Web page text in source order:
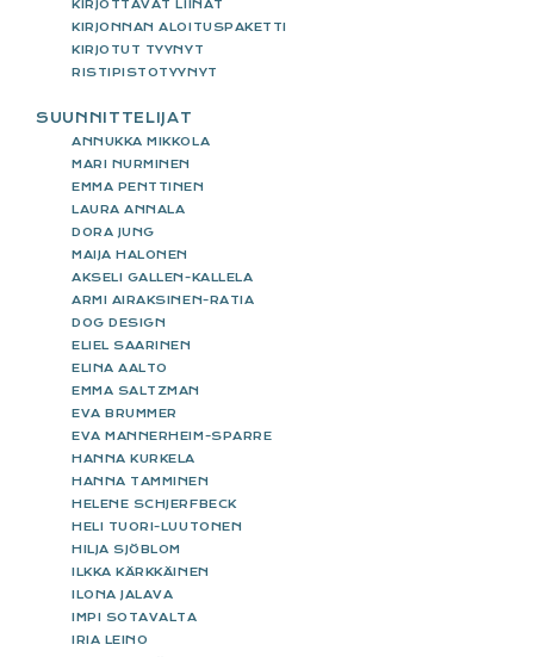
KIRJOTTAVAT LIINAT
KIRJONNAN ALOITUSPAKETTI
KIRJOTUT TYYNYT
RISTIPISTOTYYNYT
SUUNNITTELIJAT
ANNUKKA MIKKOLA
MARI NURMINEN
EMMA PENTTINEN
LAURA ANNALA
DORA JUNG
MAIJA HALONEN
AKSELI GALLEN-KALLELA
ARMI AIRAKSINEN-RATIA
DOG DESIGN
ELIEL SAARINEN
ELINA AALTO
EMMA SALTZMAN
EVA BRUMMER
EVA MANNERHEIM-SPARRE
HANNA KURKELA
HANNA TAMMINEN
HELENE SCHJERFBECK
HELI TUORI-LUUTONEN
HILJA SJÖBLOM
ILKKA KÄRKKÄINEN
ILONA JALAVA
IMPI SOTAVALTA
IRIA LEINO